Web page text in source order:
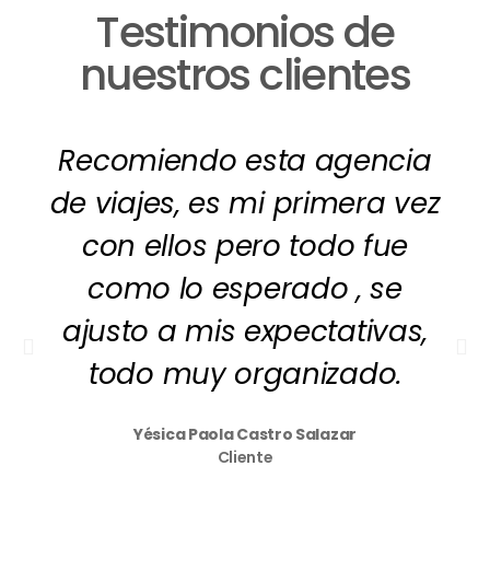
Testimonios de
nuestros clientes
Recomiendo esta agencia
de viajes, es mi primera vez
con ellos pero todo fue
como lo esperado , se
ajusto a mis expectativas,
todo muy organizado.
Yésica Paola Castro Salazar
Cliente